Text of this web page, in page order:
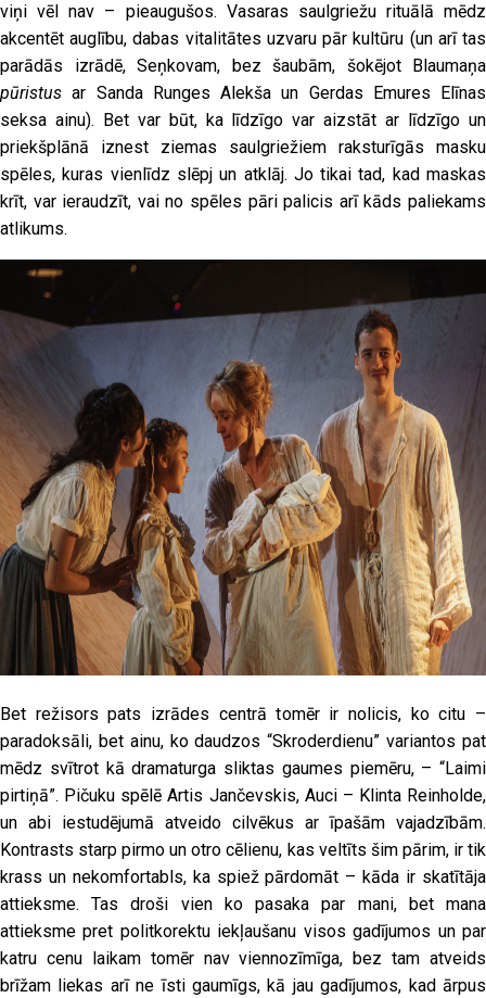
viņi vēl nav – pieaugušos. Vasaras saulgriežu rituālā mēdz
akcentēt auglību, dabas vitalitātes uzvaru pār kultūru (un arī tas
parādās izrādē, Seņkovam, bez šaubām, šokējot Blaumaņa
pūristusar Sanda Runges Alekša un Gerdas Emures Elīnas
seksa ainu). Bet var būt, ka līdzīgo var aizstāt ar līdzīgo un
priekšplānā iznest ziemas saulgriežiem raksturīgās masku
spēles, kuras vienlīdz slēpj un atklāj. Jo tikai tad, kad maskas
krīt, var ieraudzīt, vai no spēles pāri palicis arī kāds paliekams
atlikums.
Bet režisors pats izrādes centrā tomēr ir nolicis, ko citu –
paradoksāli, bet ainu, ko daudzos “Skroderdienu” variantos pat
mēdz svītrot kā dramaturga sliktas gaumes piemēru, – “Laimi
pirtiņā”. Pičuku spēlē Artis Jančevskis, Auci – Klinta Reinholde,
un abi iestudējumā atveido cilvēkus ar īpašām vajadzībām.
Kontrasts starp pirmo un otro cēlienu, kas veltīts šim pārim, ir tik
krass un nekomfortabls, ka spiež pārdomāt – kāda ir skatītāja
attieksme. Tas droši vien ko pasaka par mani, bet mana
attieksme pret politkorektu iekļaušanu visos gadījumos un par
katru cenu laikam tomēr nav viennozīmīga, bez tam atveids
brīžam liekas arī ne īsti gaumīgs, kā jau gadījumos, kad ārpus